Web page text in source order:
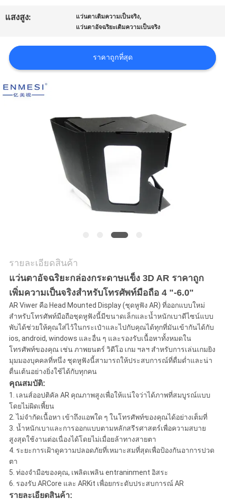
ขอ
เสนอ
ราคา
SHOPPING
ความ
เป็น
ส่วน
ตัว
แสงสูง: แว่นตาเติมความเป็นจริง,
แว่นตาอัจฉริยะเติมความเป็นจริง
ราคาถูกที่สุด
รายละเอียดสินค้า
แว่นตาอัจฉริยะกล่องกระดาษแข็ง 3D AR ราคาถูก
เพิ่มความเป็นจริงสำหรับโทรศัพท์มือถือ 4 "-6.0"
AR Viwer คือ Head Mounted Display (ชุดหูฟัง AR) ที่ออกแบบใหม่
สำหรับโทรศัพท์มือถือชุดหูฟังนี้มีขนาดเล็กและน้ำหนักเบาดีไซน์แบบ
พับได้ช่วยให้คุณใส่ไว้ในกระเป๋าและไปกับคุณได้ทุกที่มันเข้ากันได้กับ
ios, android, windows และอื่น ๆ และรองรับเนื้อหาทั้งหมดใน
โทรศัพท์ของคุณ เช่น ภาพยนตร์ วิดีโอ เกม ฯลฯ สำหรับการเล่นเกมยิง
มุมมองบุคคลที่หนึ่ง ชุดหูฟังนี้สามารถให้ประสบการณ์ที่ดื่มด่ำและน่า
ตื่นเต้นอย่างยิ่งใช้ได้กับทุกคน
คุณสมบัติ:
1. เลนส์ออปติคัล AR คุณภาพสูงเพื่อให้แน่ใจว่าได้ภาพที่สมบูรณ์แบบ
โดยไม่ผิดเพี้ยน
2. ไม่จำกัดเนื้อหา เข้าถึงแอพใด ๆ ในโทรศัพท์ของคุณได้อย่างเต็มที่
3. น้ำหนักเบาและการออกแบบตามหลักสรีรศาสตร์เพื่อความสบาย
สูงสุดใช้งานต่อเนื่องได้โดยไม่เมื่อยล้าทางสายตา
4. ระยะการเฝ้าดูความปลอดภัยที่เหมาะสมที่สุดเพื่อป้องกันอาการปวด
ตา
5. ท่องจำมือของคุณ, เพลิดเพลิน entraninment อิสระ
6. รองรับ ARCore และ ARKit เพื่อยกระดับประสบการณ์ AR
รายละเอียดสินค้า: